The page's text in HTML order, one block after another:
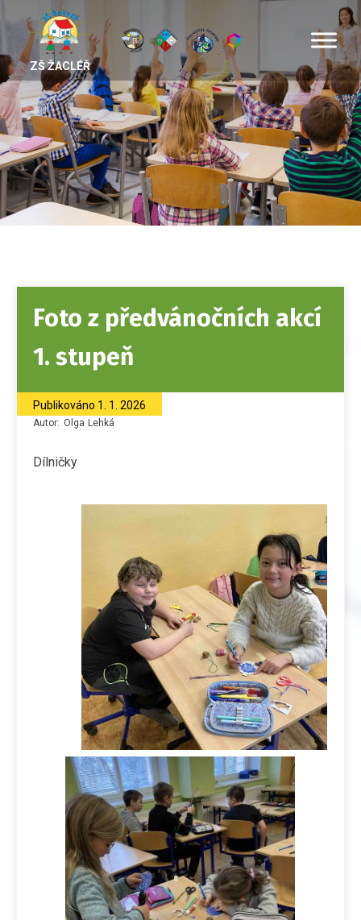
ZŠ ŽACLÉŘ
Foto z předvánočních akcí
1. stupeň
Publikováno 1. 1. 2026
Autor: Olga Lehká
Dílničky